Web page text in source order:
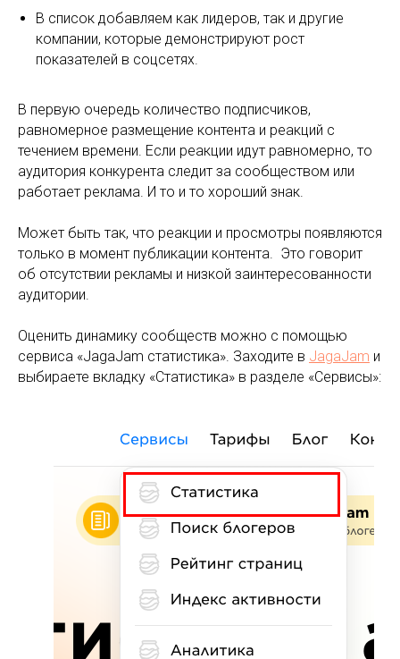
В список добавляем как лидеров, так и другие
компании, которые демонстрируют рост
показателей в соцсетях.
В первую очередь количество подписчиков,
равномерное размещение контента и реакций с
течением времени. Если реакции идут равномерно, то
аудитория конкурента следит за сообществом или
работает реклама. И то и то хороший знак.
Может быть так, что реакции и просмотры появляются
только в момент публикации контента. Это говорит
об отсутствии рекламы и низкой заинтересованности
аудитории.
Оценить динамику сообществ можно с помощью
сервиса «JagaJam статистика». Заходите в JagaJam и
выбираете вкладку «Статистика» в разделе «Сервисы»: